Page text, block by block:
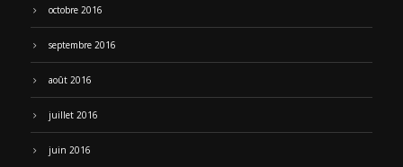
octobre 2016
septembre 2016
août 2016
juillet 2016
juin 2016